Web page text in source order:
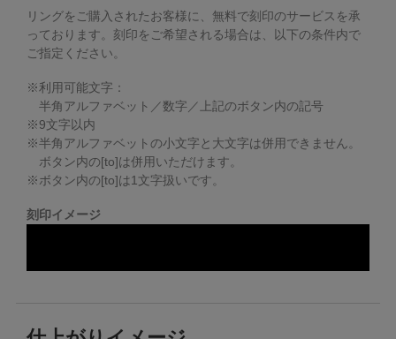
リングをご購入されたお客様に、無料で刻印のサービスを承
っております。 刻印をご希望される場合は、以下の条件内で
ご指定ください。
※利用可能文字：
半角アルファベット／数字／上記のボタン内の記号
※9文字以内
※半角アルファベットの小文字と大文字は併用できません。
ボタン内の[to]は併用いただけます。
※ボタン内の[to]は1文字扱いです。
刻印イメージ